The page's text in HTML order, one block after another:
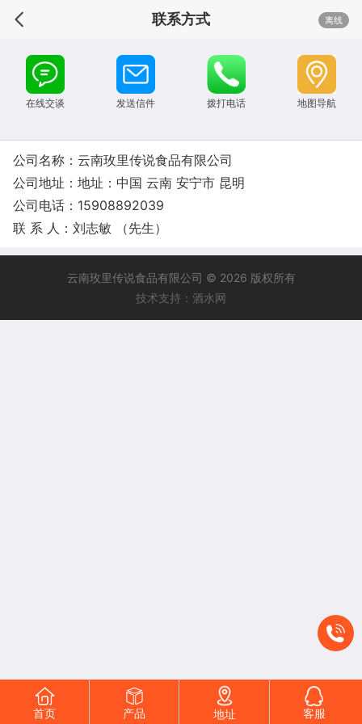
联系方式 离线
在线交谈 发送信件 拨打电话 地图导航
公司名称：云南玫里传说食品有限公司
公司地址：地址：中国 云南 安宁市 昆明
公司电话：15908892039
联 系 人：刘志敏 （先生）
云南玫里传说食品有限公司 © 2026 版权所有
技术支持：酒水网
首页 产品 地址 客服